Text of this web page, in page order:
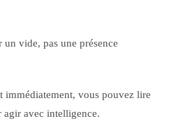
un vide, pas une présence
immédiatement, vous pouvez lire
agir avec intelligence.